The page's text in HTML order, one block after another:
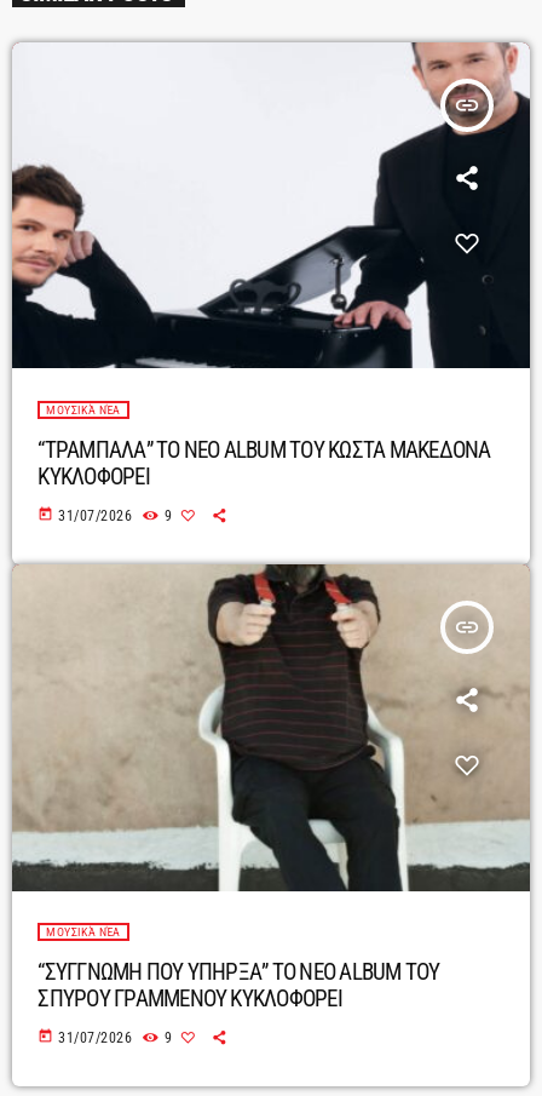
insert_link
ΜΟΥΣΙΚΆ ΝΈΑ
“ΤΡΑΜΠΑΛΑ” ΤΟ ΝΕΟ ALBUM ΤΟΥ ΚΩΣΤΑ ΜΑΚΕΔΟΝΑ
ΚΥΚΛΟΦΟΡΕΙ
today 31/07/2026 9
insert_link
ΜΟΥΣΙΚΆ ΝΈΑ
“ΣΥΓΓΝΩΜΗ ΠΟΥ ΥΠΗΡΞΑ” ΤΟ ΝΕΟ ALBUM ΤΟΥ
ΣΠΥΡΟΥ ΓΡΑΜΜΕΝΟΥ ΚΥΚΛΟΦΟΡΕΙ
today 31/07/2026 9